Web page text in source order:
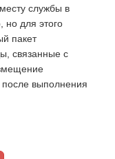
службы в
но для этого
пакет
связанные с
выполнения